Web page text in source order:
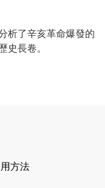
析了辛亥革命爆發的
長卷。
方法